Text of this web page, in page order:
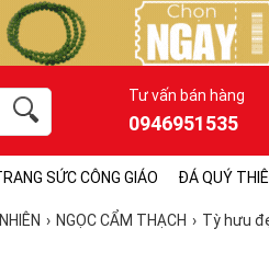
Tư vấn bán hàng
0946951535
SỨC CÔNG GIÁO ĐÁ QUÝ
NGỌC CẨM THẠCH Tỳ hưu